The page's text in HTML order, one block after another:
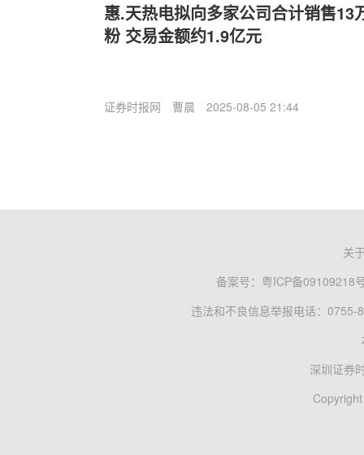
惠.天热电拟向多家公司合计销售13
粉 交易金额约1.9亿元
证券时报网 曹晨 2025-08-05 21:44
关
备案号： 粤ICP备09109218
违法和不良信息举报电话：0755-
深圳证券